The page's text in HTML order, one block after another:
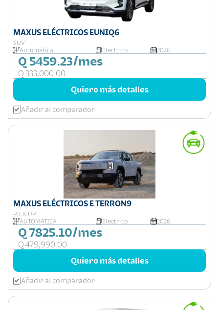
MAXUS ELÉCTRICOS EUNIQ6
SUV
Automática
Electrico 2026
Q 5459.23/mes
Q 333,000.00
Quiero más detalles
Añadir al comparador
MAXUS ELÉCTRICOS E TERRON9
PICK UP
AUTOMATICA
Electrico 2026
Q 7825.10/mes
Q 479,990.00
Quiero más detalles
Añadir al comparador